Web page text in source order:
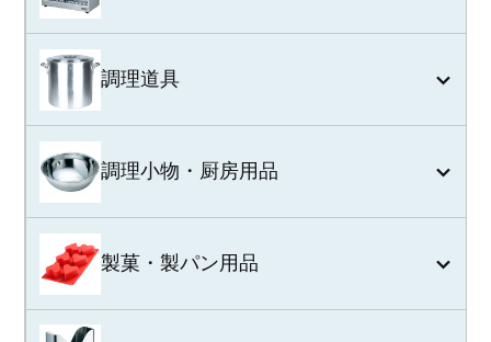
調理道具
調理小物・厨房用品
製菓・製パン用品